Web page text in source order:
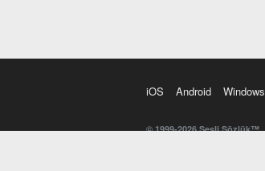
iOS Android Windows
© 1999-2026 Sesli Sözlük™